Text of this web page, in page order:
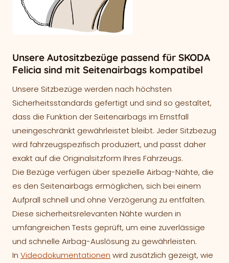
Unsere Autositzbezüge passend für SKODA
Felicia sind mit Seitenairbags kompatibel
Unsere Sitzbezüge werden nach höchsten
Sicherheitsstandards gefertigt und sind so gestaltet,
dass die Funktion der Seitenairbags im Ernstfall
uneingeschränkt gewährleistet bleibt. Jeder Sitzbezug
wird fahrzeugspezifisch produziert, und passt daher
exakt auf die Originalsitzform Ihres Fahrzeugs.
Die Bezüge verfügen über spezielle Airbag-Nähte, die
es den Seitenairbags ermöglichen, sich bei einem
Aufprall schnell und ohne Verzögerung zu entfalten.
Diese sicherheitsrelevanten Nähte wurden in
umfangreichen Tests geprüft, um eine zuverlässige
und schnelle Airbag-Auslösung zu gewährleisten.
In Videodokumentationen wird zusätzlich gezeigt, wie